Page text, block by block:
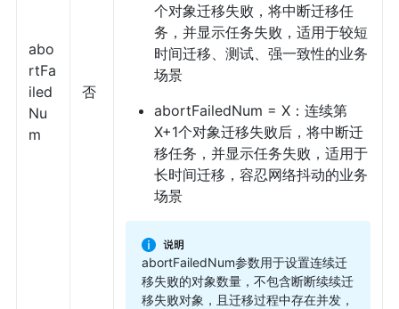
abo
rtFa
iled
Nu
m
否
个对象迁移失败，将中断迁移任
务，并显示任务失败，适用于较短
时间迁移、测试、强一致性的业务
场景
abortFailedNum = X：连续第
X+1个对象迁移失败后，将中断迁
移任务，并显示任务失败，适用于
长时间迁移，容忍网络抖动的业务
场景
abortFailedNum参数用于设置连续迁
移失败的对象数量，不包含断断续续迁
移失败对象，且迁移过程中存在并发，